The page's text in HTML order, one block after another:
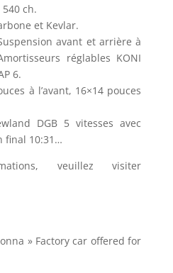
ch.
et Kevlar.
avant et arrière à
réglables KONI
6.
à l’avant, 16×14 pouces
DGB 5 vitesses avec
final 10:31…
veuillez visiter
» Factory car offered for